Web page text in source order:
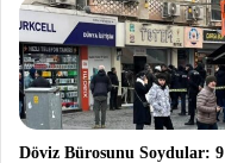
Döviz Bürosunu Soydular: 9